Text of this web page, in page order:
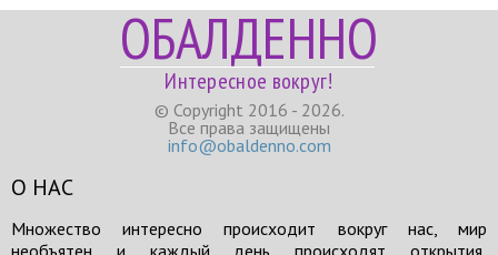
ОБАЛДЕННО
Интересное вокруг!
© Copyright 2016 - 2026.
Все права защищены
info@obaldenno.com
О НАС
Множество интересно происходит вокруг нас, мир